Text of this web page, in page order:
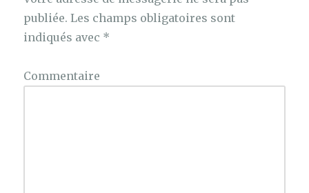
publiée. Les champs obligatoires sont
indiqués avec *
Commentaire